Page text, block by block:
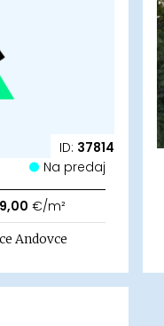
ID: 37814
Na predaj
€/m²
Andovce